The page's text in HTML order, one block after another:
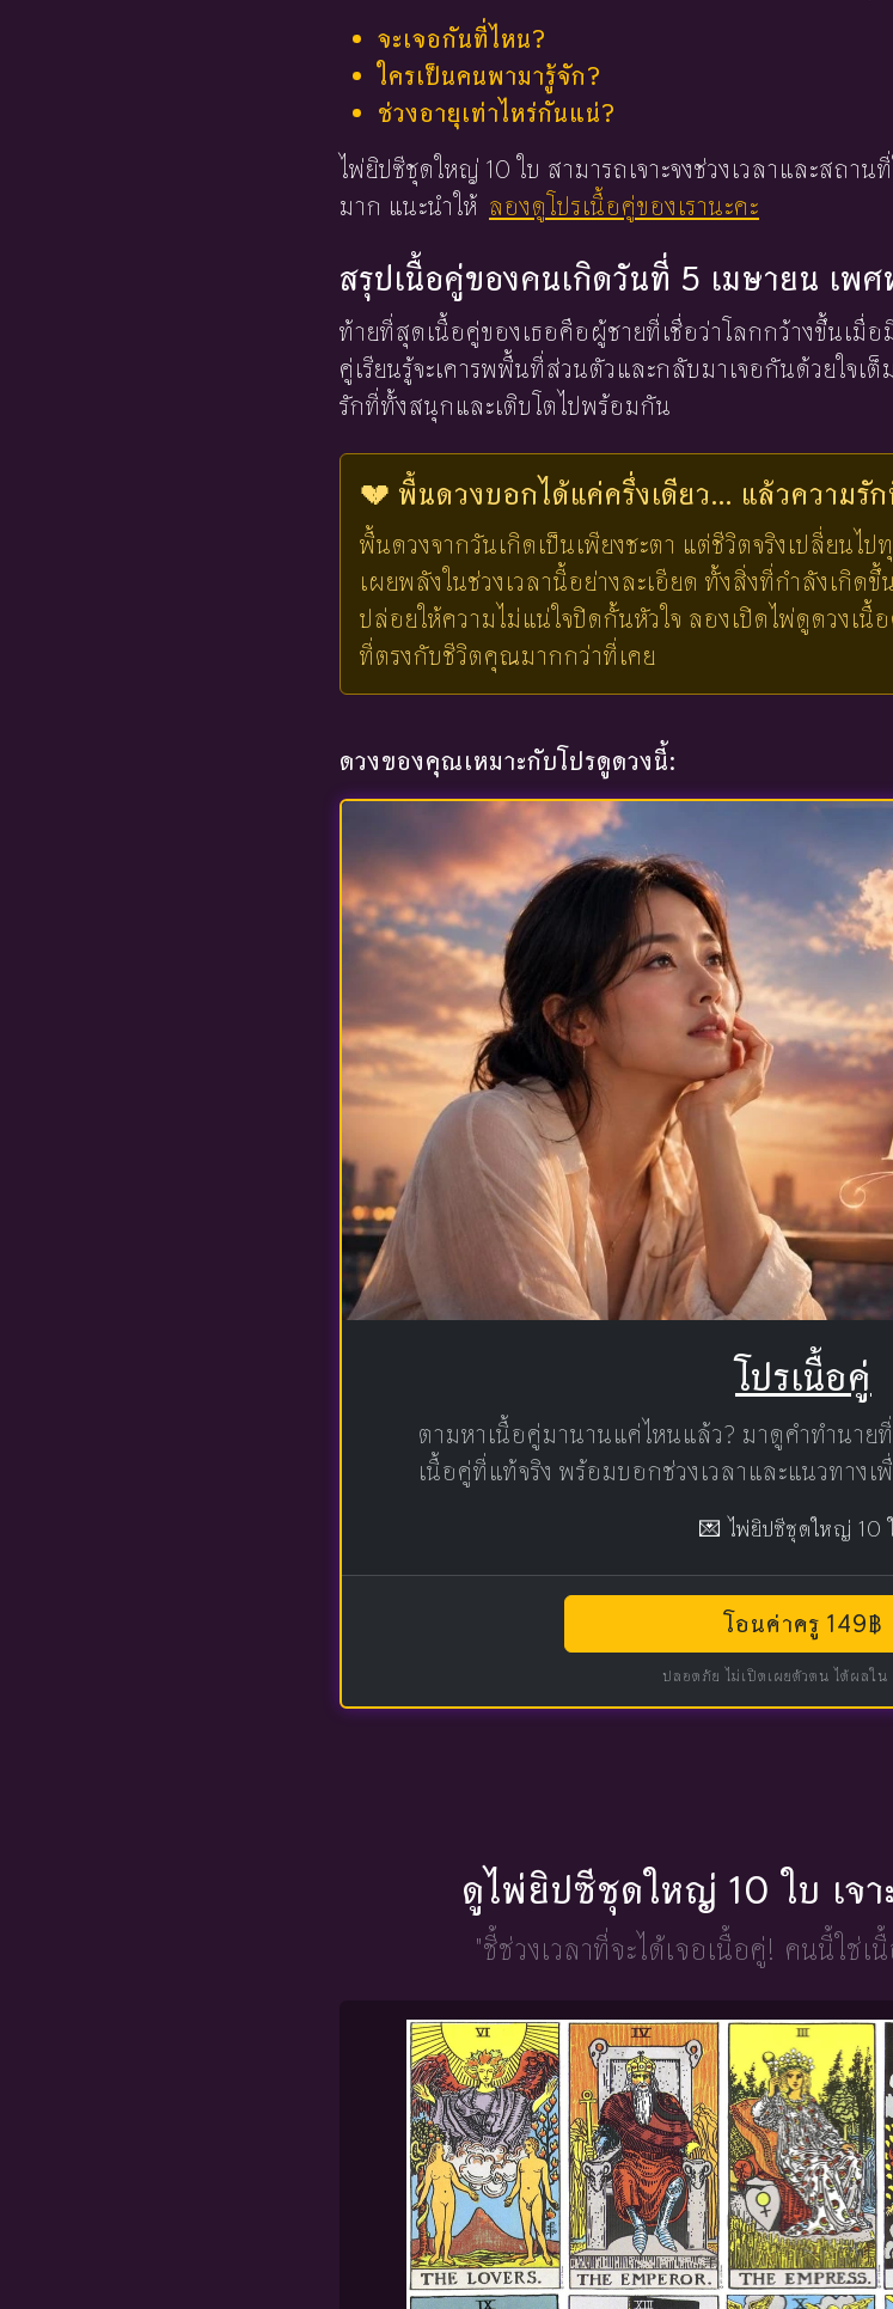
จะเจอกันที่ไหน?
ใครเป็นคนพามารู้จัก?
ช่วงอายุเท่าไหร่กันแน่?
ไพ่ยิปซีชุดใหญ่ 10 ใบ สามารถเจาะจงช่วงเวลาและสถา
มาก แนะนำให้ ลองดูโปรเนื้อคู่ของเรานะคะ
สรุปเนื้อคู่ของคนเกิดวันที่ 5 เมษายน เพ
ท้ายที่สุดเนื้อคู่ของเธอคือผู้ชายที่เชื่อว่าโลกกว้างขึ้นเมื่
คู่เรียนรู้จะเคารพพื้นที่ส่วนตัวและกลับมาเจอกันด้วยใจเ
รักที่ทั้งสนุกและเติบโตไปพร้อมกัน
💔 พื้นดวงบอกได้แค่ครึ่งเดียว... แล้วความรั
พื้นดวงจากวันเกิดเป็นเพียงชะตา แต่ชีวิตจริงเปลี่ยนไป
เผยพลังในช่วงเวลานี้อย่างละเอียด ทั้งสิ่งที่กำลังเกิ
ปล่อยให้ความไม่แน่ใจปิดกั้นหัวใจ ลองเปิดไพ่ดูดวงเ
ที่ตรงกับชีวิตคุณมากกว่าที่เคย
ดวงของคุณเหมาะกับโปรดูดวงนี้:
โปรเนื้อคู่
ตามหาเนื้อคู่มานานแค่ไหนแล้ว? มาดูคำทำนาย
เนื้อคู่ที่แท้จริง พร้อมบอกช่วงเวลาและแนวทาง
💌 ไพ่ยิปซีชุดใหญ่ 10
โอนค่าครู 149฿
ปลอดภัย ไม่เปิดเผยตัวตน ได้ผลใน
ดูไพ่ยิปซีชุดใหญ่ 10 ใบ เจา
"ชี้ช่วงเวลาที่จะได้เจอเนื้อคู่! คนนี้ใช่เ